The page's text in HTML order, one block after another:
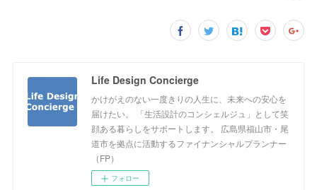
Life Design Concierge
かけがえのない一度きりの人生に、未来への安心を
届けたい。 「生活設計のコンシェルジュ」として笑
顔ある暮らしをサポートします。 広島県福山市・尾
道市を拠点に活動するファイナンシャルプランナー
（FP）
フォロー